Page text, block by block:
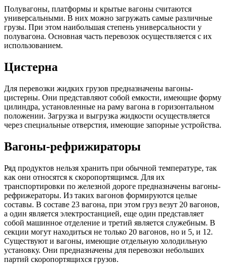
Полувагоны, платформы и крытые вагоны считаются
универсальными. В них можно загружать самые различные
грузы. При этом наибольшая степень универсальности у
полувагона. Основная часть перевозок осуществляется с их
использованием.
Цистерна
Для перевозки жидких грузов предназначены вагоны-
цистерны. Они представляют собой емкости, имеющие форму
цилиндра, установленные на раму вагона в горизонтальном
положении. Загрузка и выгрузка жидкости осуществляется
через специальные отверстия, имеющие запорные устройства.
Вагоны-рефрижираторы
Ряд продуктов нельзя хранить при обычной температуре, так
как они относятся к скоропортящимся. Для их
транспортировки по железной дороге предназначены вагоны-
рефрижераторы. Из таких вагонов формируются целые
составы. В составе 23 вагона, при этом груз везут 20 вагонов,
а один является электростанцией, еще один представляет
собой машинное отделение и третий является служебным. В
секции могут находиться не только 20 вагонов, но и 5, и 12.
Существуют и вагоны, имеющие отдельную холодильную
установку. Они предназначены для перевозки небольших
партий скоропортящихся грузов.